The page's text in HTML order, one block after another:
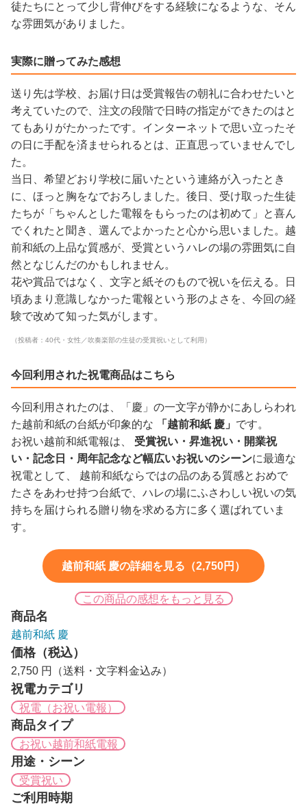
徒たちにとって少し背伸びをする経験になるような、そん
な雰囲気がありました。
実際に贈ってみた感想
送り先は学校、お届け日は受賞報告の朝礼に合わせたいと
考えていたので、注文の段階で日時の指定ができたのはと
てもありがたかったです。インターネットで思い立ったそ
の日に手配を済ませられるとは、正直思っていませんでし
た。
当日、希望どおり学校に届いたという連絡が入ったとき
に、ほっと胸をなでおろしました。後日、受け取った生徒
たちが「ちゃんとした電報をもらったのは初めて」と喜ん
でくれたと聞き、選んでよかったと心から思いました。越
前和紙の上品な質感が、受賞というハレの場の雰囲気に自
然となじんだのかもしれません。
花や賞品ではなく、文字と紙そのもので祝いを伝える。日
頃あまり意識しなかった電報という形のよさを、今回の経
験で改めて知った気がします。
（投稿者：40代・女性／吹奏楽部の生徒の受賞祝いとして利用）
今回利用された祝電商品はこちら
今回利用されたのは、「慶」の一文字が静かにあしらわれ
た越前和紙の台紙が印象的な
「越前和紙 慶」 です。
お祝い越前和紙電報は、 受賞祝い・昇進祝い・開業祝
い・記念日・周年記念など幅広いお祝いのシーンに最適な
祝電として、 越前和紙ならではの品のある質感とおめで
たさをあわせ持つ台紙で、ハレの場にふさわしい祝いの気
持ちを届けられる贈り物を求める方に多く選ばれていま
す。
越前和紙 慶の詳細を見る（2,750円）
この商品の感想をもっと見る
商品名
越前和紙 慶
価格（税込）
2,750 円（送料・文字料金込み）
祝電カテゴリ
祝電（お祝い電報）
商品タイプ
お祝い越前和紙電報
用途・シーン
受賞祝い
ご利用時期